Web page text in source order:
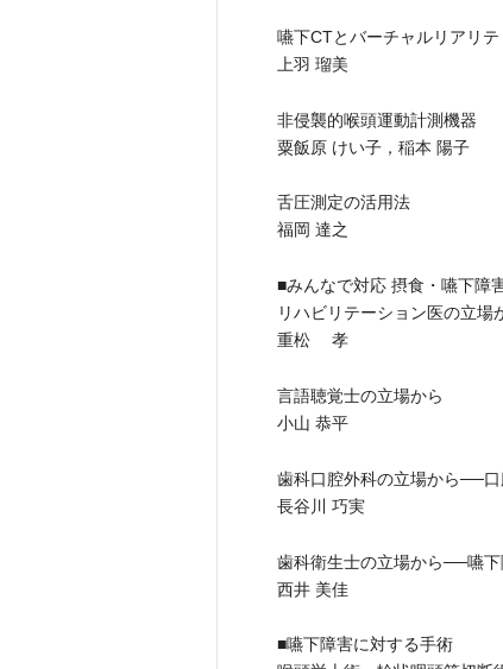
嚥下CTとバーチャルリアリテ
上羽 瑠美
非侵襲的喉頭運動計測機器
粟飯原 けい子，稲本 陽子
舌圧測定の活用法
福岡 達之
■みんなで対応 摂食・嚥下障
リハビリテーション医の立場
重松 孝
言語聴覚士の立場から
小山 恭平
歯科口腔外科の立場から──
長谷川 巧実
歯科衛生士の立場から──嚥
西井 美佳
■嚥下障害に対する手術